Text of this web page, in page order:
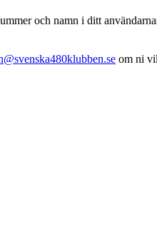
och namn i ditt
om ni